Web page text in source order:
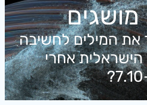
מושגים
את המילים לחשיבה
אחרי